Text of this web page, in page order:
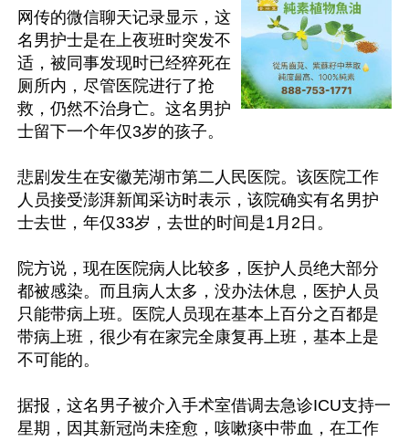
网传的微信聊天记录显示，这
名男护士是在上夜班时突发不
适，被同事发现时已经猝死在
厕所内，尽管医院进行了抢
救，仍然不治身亡。这名男护
士留下一个年仅3岁的孩子。
悲剧发生在安徽芜湖市第二人民医院。该医院工作
人员接受澎湃新闻采访时表示，该院确实有名男护
士去世，年仅33岁，去世的时间是1月2日。
院方说，现在医院病人比较多，医护人员绝大部分
都被感染。而且病人太多，没办法休息，医护人员
只能带病上班。医院人员现在基本上百分之百都是
带病上班，很少有在家完全康复再上班，基本上是
不可能的。
据报，这名男子被介入手术室借调去急诊ICU支持一
星期，因其新冠尚未痊愈，咳嗽痰中带血，在工作